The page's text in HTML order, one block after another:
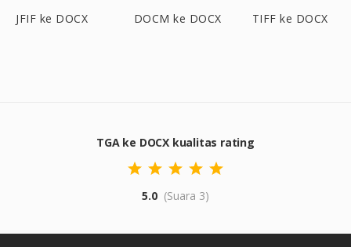
JFIF ke DOCX DOCM ke DOCX TIFF ke DOCX
TGA ke DOCX kualitas rating
5.0 (Suara 3)